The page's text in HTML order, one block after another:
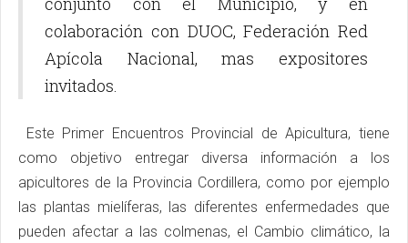
colaboración con DUOC, Federación Red
Apícola Nacional, mas expositores
invitados.
Este Primer Encuentros Provincial de Apicultura, tiene
como objetivo entregar diversa información a los
apicultores de la Provincia Cordillera, como por ejemplo
las plantas mielíferas, las diferentes enfermedades que
pueden afectar a las colmenas, el Cambio climático, la